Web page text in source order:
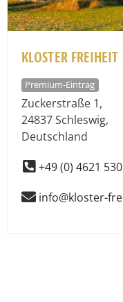
KLOSTER FREIHEIT
Premium-Eintrag
Zuckerstraße 1,
24837Schleswig,
Deutschland
+49 (0) 4621
info@kloster-